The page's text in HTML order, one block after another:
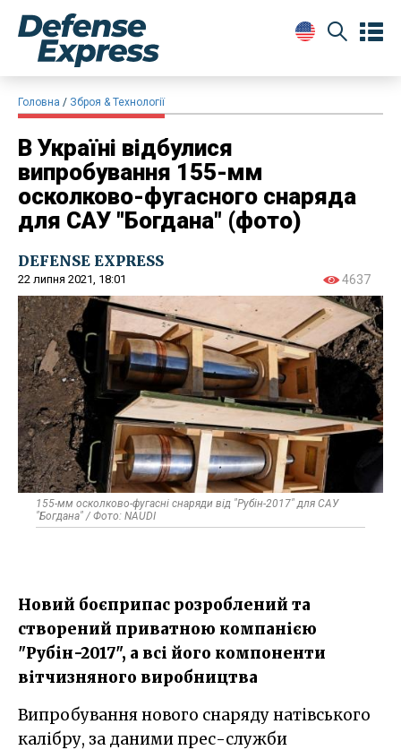
Головна Зброя & Технології
В Україні відбулися
випробування 155-мм
осколково-фугасного снаряда
для САУ "Богдана" (фото)
DEFENSE EXPRESS
22 липня 2021, 18:01 4637
155-мм осколково-фугасні снаряди від "Рубін-2017" для САУ
"Богдана" / Фото: NAUDI
Новий боєприпас розроблений та
створений приватною компанією
"Рубін-2017", а всі його компоненти
вітчизняного виробництва
Випробування нового снаряду натівського
калібру, за даними прес-служби